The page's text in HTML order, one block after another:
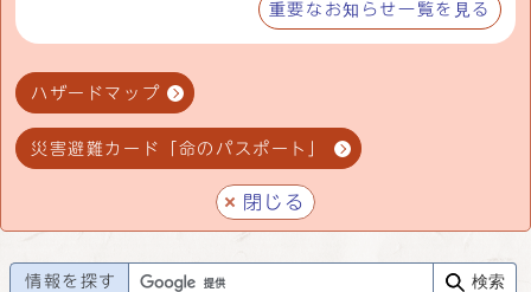
重要なお知らせ一覧を見る
ハザードマップ
災害避難カード「命のパスポート」
閉じる
情報を探す 検索